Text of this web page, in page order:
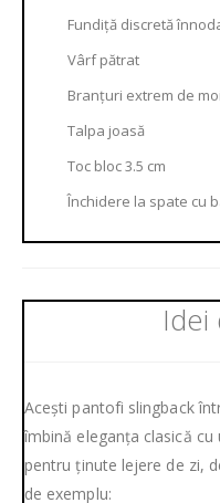
Fundiță discretă
Vârf pătrat
Branțuri extrem de
Talpa joasă
Toc bloc 3.5 cm
Închidere la spate cu
Idei
Acești pantofi slingback
îmbină eleganța clasică
pentru ținute lejere de zi,
de exemplu: